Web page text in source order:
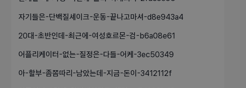
자기들은-단백질셰이크-운동-끝나고마셔-d8e943a4
20대-초반인데-최근에-여성호르몬-검-b6a08e61
어플리케이터-없는-질정은-다들-어케-3ec50349
아-할부-좀쫌따리-남았는데-지금-돈이-3412112f